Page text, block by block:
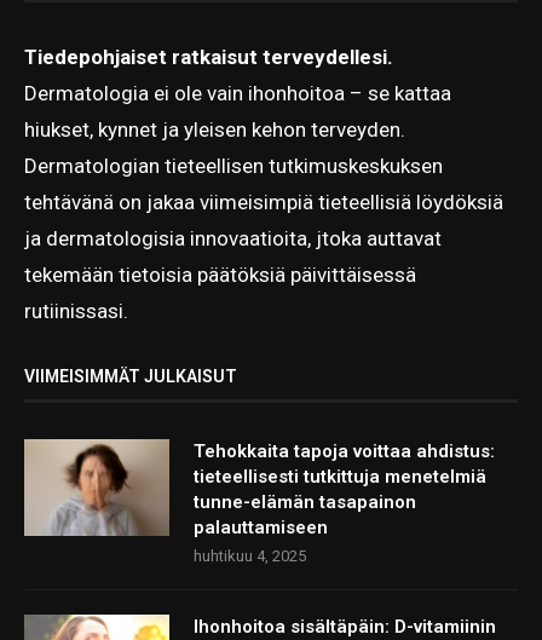
Tiedepohjaiset ratkaisut terveydellesi.
Dermatologia ei ole vain ihonhoitoa – se kattaa
hiukset, kynnet ja yleisen kehon terveyden.
Dermatologian tieteellisen tutkimuskeskuksen
tehtävänä on jakaa viimeisimpiä tieteellisiä löydöksiä
ja dermatologisia innovaatioita, jtoka auttavat
tekemään tietoisia päätöksiä päivittäisessä
rutiinissasi.
VIIMEISIMMÄT JULKAISUT
Tehokkaita tapoja voittaa ahdistus:
tieteellisesti tutkittuja menetelmiä
tunne-elämän tasapainon
palauttamiseen
huhtikuu 4, 2025
Ihonhoitoa sisältäpäin: D-vitamiinin